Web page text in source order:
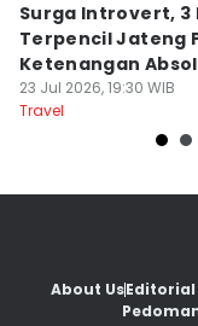
Surga Introvert, 3
Terpencil Jateng
Ketenangan
Untuk Disconect
23 Jul 2026, 19:30 WIB
Travel
About Us